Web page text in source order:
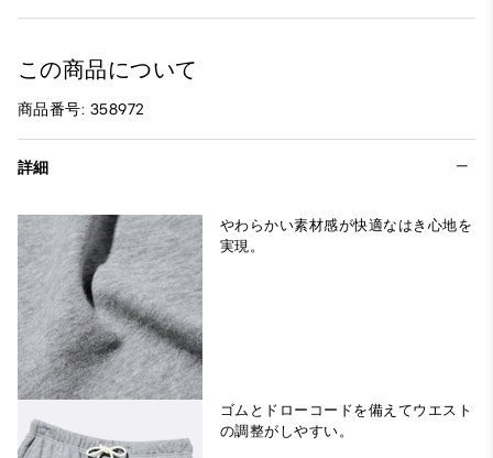
この商品について
商品番号: 358972
詳細
やわらかい素材感が快適なはき心地を
実現。
ゴムとドローコードを備えてウエスト
の調整がしやすい。